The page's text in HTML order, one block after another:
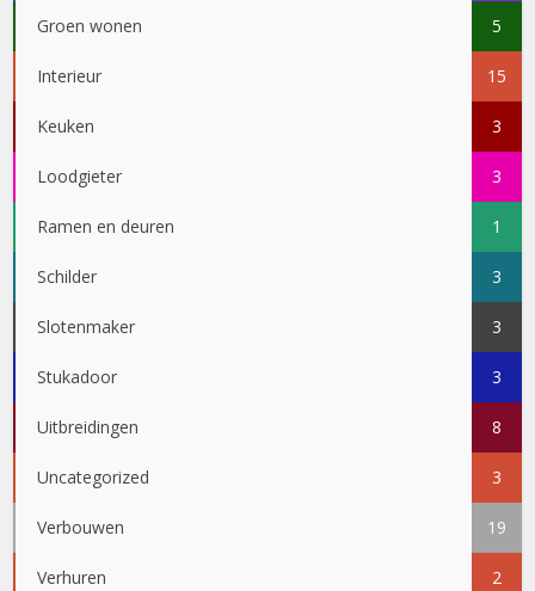
Groen wonen 5
Interieur 15
Keuken 3
Loodgieter 3
Ramen en deuren 1
Schilder 3
Slotenmaker 3
Stukadoor 3
Uitbreidingen 8
Uncategorized 3
Verbouwen 19
Verhuren 2